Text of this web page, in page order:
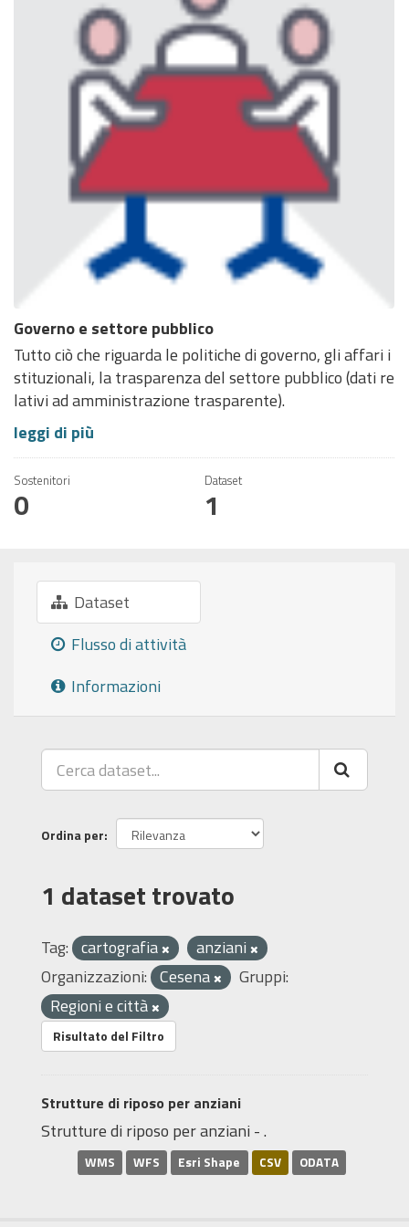
Governo e settore pubblico
Tutto ciò che riguarda le politiche di governo, gli affari i
stituzionali, la trasparenza del settore pubblico (dati re
lativi ad amministrazione trasparente).
leggi di più
Sostenitori
0
Dataset
1
Dataset
Flusso di attività
Informazioni
Ordina per
1 dataset trovato
Tag: cartografia
anziani
Organizzazioni: Cesena
Gruppi:
Regioni e città
Risultato del Filtro
Strutture di riposo per anziani
Strutture di riposo per anziani - .
WMS WFS Esri Shape CSV ODATA